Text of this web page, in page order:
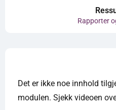
Rapporter
Det er ikke noe innhold
modulen. Sjekk videoen